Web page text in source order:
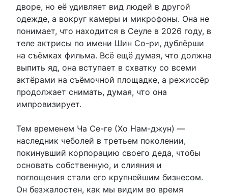
дворе, но её удивляет вид людей в другой
одежде, а вокруг камеры и микрофоны. Она не
понимает, что находится в Сеуле в 2026 году, в
теле актрисы по имени Шин Со-ри, дублёрши
на съёмках фильма. Всё ещё думая, что должна
выпить яд, она вступает в схватку со всеми
актёрами на съёмочной площадке, а режиссёр
продолжает снимать, думая, что она
импровизирует.
Тем временем Ча Се-ге (Хо Нам-джун) —
наследник чеболей в третьем поколении,
покинувший корпорацию своего деда, чтобы
основать собственную, и слияния и
поглощения стали его крупнейшим бизнесом.
Он безжалостен, как мы видим во время